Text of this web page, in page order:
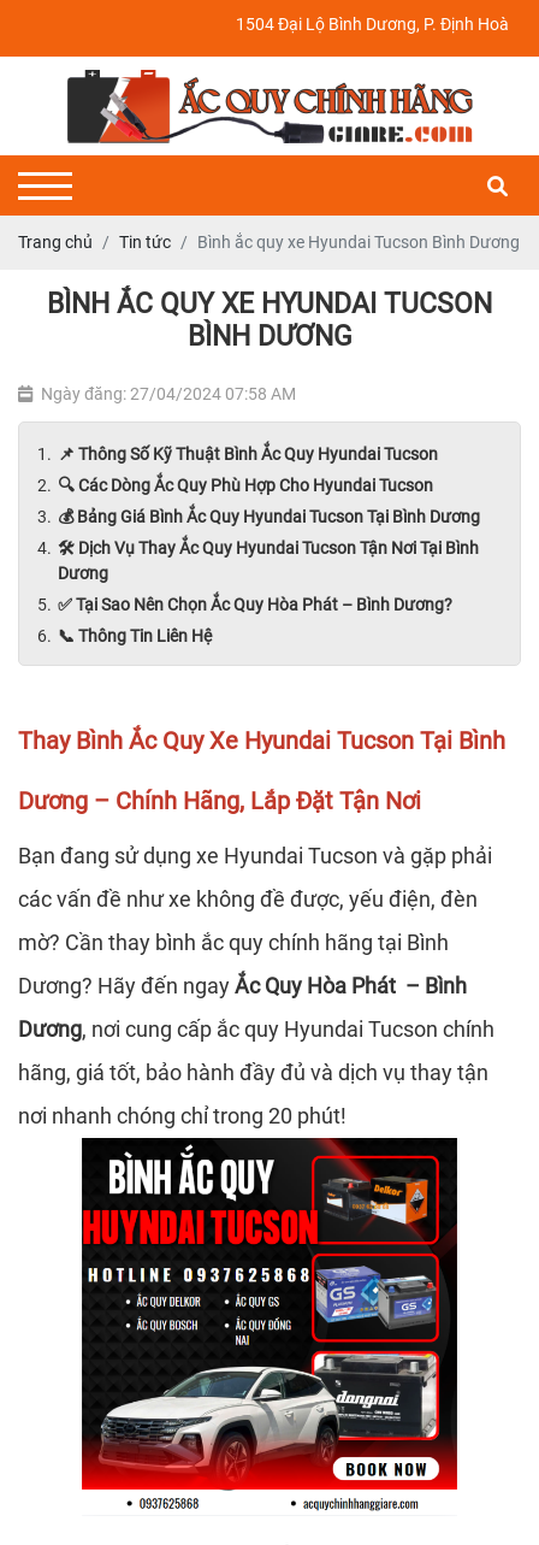
1504 Đại Lộ Bình Dương, P. Định Hoà, TP. Thủ
Trang chủ Tin tức Bình ắc quy xe Hyundai Tucson Bình Dương
BÌNH ẮC QUY XE HYUNDAI TUCSON
BÌNH DƯƠNG
Ngày đăng: 27/04/2024 07:58 AM
📌 Thông Số Kỹ Thuật Bình Ắc Quy Hyundai Tucson
🔍 Các Dòng Ắc Quy Phù Hợp Cho Hyundai Tucson
💰 Bảng Giá Bình Ắc Quy Hyundai Tucson Tại Bình Dương
🛠️ Dịch Vụ Thay Ắc Quy Hyundai Tucson Tận Nơi Tại Bình
Dương
✅ Tại Sao Nên Chọn Ắc Quy Hòa Phát – Bình Dương?
📞 Thông Tin Liên Hệ
Thay Bình Ắc Quy Xe Hyundai Tucson Tại Bình
Dương – Chính Hãng, Lắp Đặt Tận Nơi
Bạn đang sử dụng xe Hyundai Tucson và gặp phải
các vấn đề như xe không đề được, yếu điện, đèn
mờ? Cần thay bình ắc quy chính hãng tại Bình
Dương? Hãy đến ngayẮc Quy Hòa Phát – Bình
Dương, nơi cung cấp ắc quy Hyundai Tucson chính
hãng, giá tốt, bảo hành đầy đủ và dịch vụ thay tận
nơi nhanh chóng chỉ trong 20 phút!